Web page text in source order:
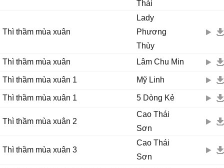
Thái
Thì thầm mùa xuân
Lady
Phương
Thùy
Thì thầm mùa xuân
Lâm Chu Min
Thì thầm mùa xuân 1 Mỹ Linh
Thì thầm mùa xuân 1 5 Dòng Kẻ
Thì thầm mùa xuân 2
Cao Thái
Sơn
Thì thầm mùa xuân 3
Cao Thái
Sơn